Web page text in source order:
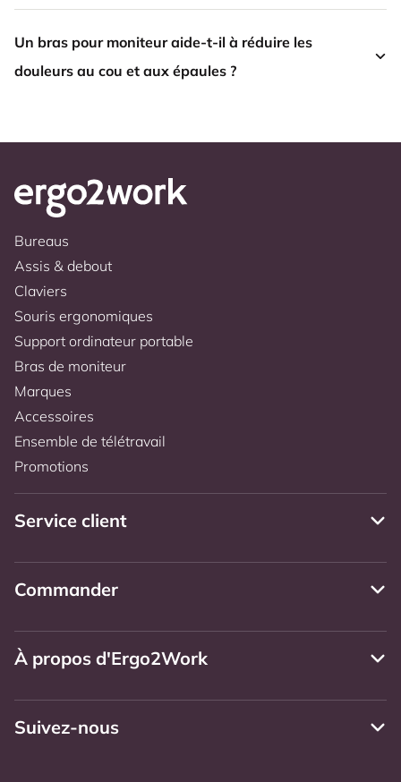
Un bras pour moniteur aide-t-il à réduire les
douleurs au cou et aux épaules ?
Bureaus
Assis & debout
Claviers
Souris ergonomiques
Support ordinateur portable
Bras de moniteur
Marques
Accessoires
Ensemble de télétravail
Promotions
Service client
Commander
À propos d'Ergo2Work
Suivez-nous